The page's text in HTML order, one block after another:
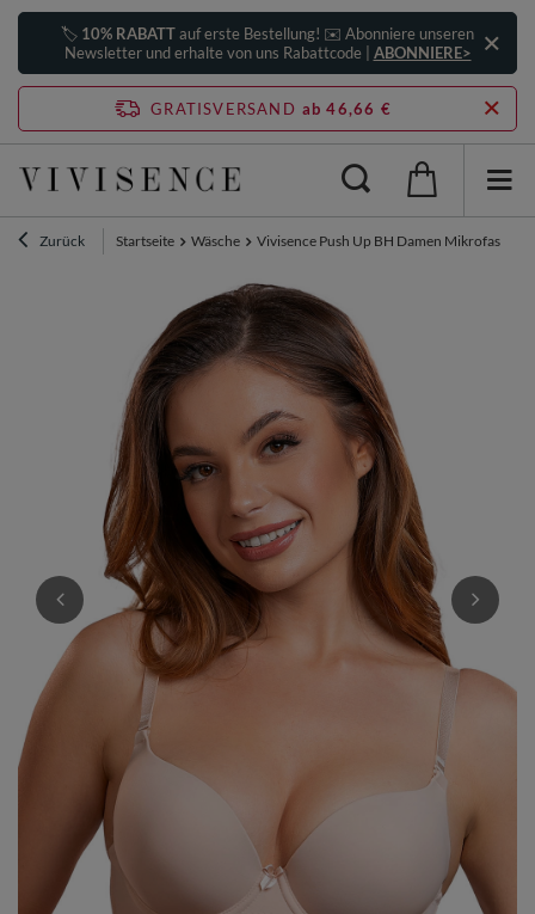
🏷️ 10% RABATTauf erste Bestellung! ✉️ Abonniere unseren
Newsletter und erhalte von uns Rabattcode | ABONNIERE>
GRATISVERSAND ab 46,66 €
Zurück Startseite Wäsche Vivisence Push Up BH Damen Mikrofaser